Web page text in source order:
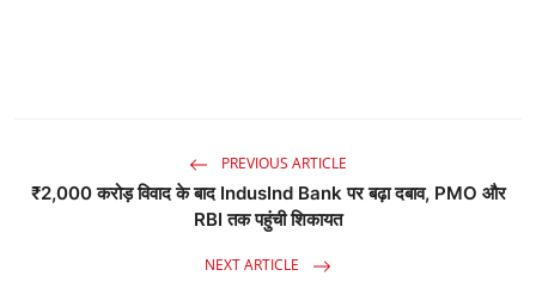
PREVIOUS ARTICLE
₹2,000 करोड़ विवाद के बाद IndusInd Bank पर बढ़ा दबाव, PMO और
RBI तक पहुंची शिकायत
NEXT ARTICLE